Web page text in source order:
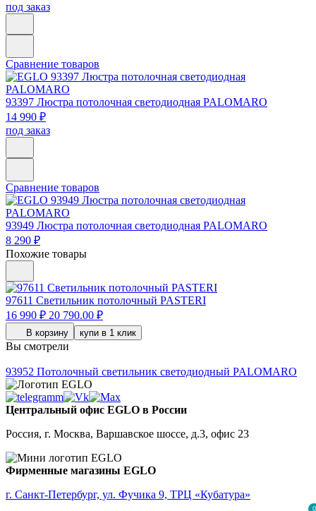
0
под заказ
Сравнение товаров
93397 Люстра потолочная светодиодная PALOMARO
14 990 ₽
под заказ
Сравнение товаров
93949 Люстра потолочная светодиодная PALOMARO
8 290 ₽
Похожие товары
97611 Светильник потолочный PASTERI
16 990 ₽ 20 790.00 ₽
В корзину купи в 1 клик
Вы смотрели
93952 Потолочный светильник светодиодный PALOMARO
Центральный офис EGLO в России
Россия, г. Москва, Варшавское шоссе, д.3, офис 23
Фирменные магазины EGLO
г. Санкт-Петербург, ул. Фучика 9, ТРЦ «Кубатура»